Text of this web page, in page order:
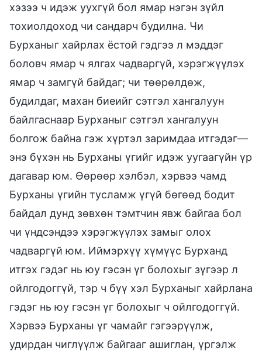
хэзээ ч идэж уухгүй бол ямар нэгэн зүйл
тохиолдоход чи сандарч будилна. Чи
Бурханыг хайрлах ёстой гэдгээ л мэддэг
боловч ямар ч ялгах чадваргүй, хэрэгжүүлэх
ямар ч замгүй байдаг; чи төөрөлдөж,
будилдаг, махан биеийг сэтгэл хангалуун
байлгаснаар Бурханыг сэтгэл хангалуун
болгож байна гэж хүртэл заримдаа итгэдэг—
энэ бүхэн нь Бурханы үгийг идэж уугаагүйн үр
дагавар юм. Өөрөөр хэлбэл, хэрвээ чамд
Бурханы үгийн тусламж үгүй бөгөөд бодит
байдал дунд зөвхөн тэмтчин явж байгаа бол
чи үндсэндээ хэрэгжүүлэх замыг олох
чадваргүй юм. Иймэрхүү хүмүүс Бурханд
итгэх гэдэг нь юу гэсэн үг болохыг зүгээр л
ойлгодоггүй, тэр ч бүү хэл Бурханыг хайрлана
гэдэг нь юу гэсэн үг болохыг ч ойлгодоггүй.
Хэрвээ Бурханы үг чамайг гэгээрүүлж,
удирдан чиглүүлж байгааг ашиглан, үргэлж